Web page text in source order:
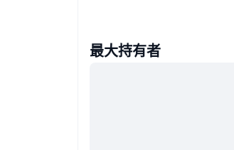
最大持有者